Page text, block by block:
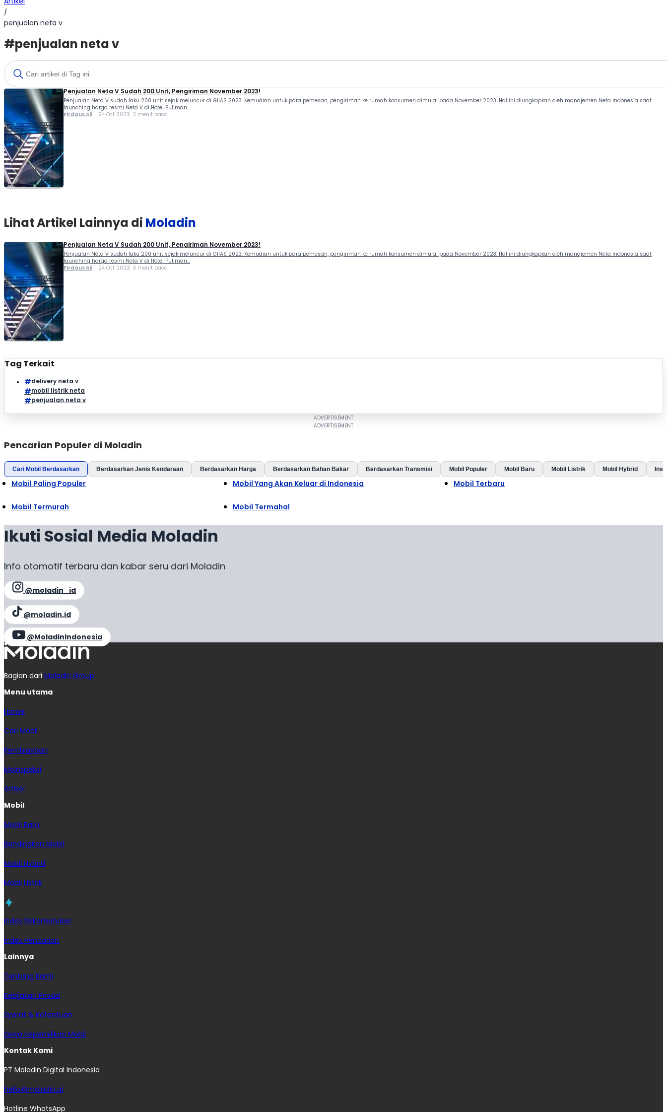
/
penjualan neta v
#penjualan neta v
Penjualan Neta V Sudah 200 Unit, Pengiriman November 2023!
Penjualan Neta V sudah laku 200 unit sejak meluncur di GIIAS 2023. Kemudian untuk para pemesan, pengiriman ke rumah konsumen dimulai pada November 2023. Hal ini diungkapkan oleh manajemen Neta Indonesia saat
launching harga resmi Neta V di Hotel Pullman...
Firdaus Ali 24 Oct 2023 3 menit baca
Lihat Artikel Lainnya di Moladin
Penjualan Neta V Sudah 200 Unit, Pengiriman November 2023!
Penjualan Neta V sudah laku 200 unit sejak meluncur di GIIAS 2023. Kemudian untuk para pemesan, pengiriman ke rumah konsumen dimulai pada November 2023. Hal ini diungkapkan oleh manajemen Neta Indonesia saat
launching harga resmi Neta V di Hotel Pullman...
Firdaus Ali 24 Oct 2023 3 menit baca
Tag Terkait
delivery neta v
mobil listrik neta
penjualan neta v
Pencarian Populer di Moladin
Cari Mobil Berdasarkan Berdasarkan Jenis Kendaraan Berdasarkan Harga Berdasarkan Bahan Bakar Berdasarkan Transmisi Mobil Populer Mobil Baru Mobil Listrik Mobil Hybrid
Mobil Paling Populer Mobil Yang Akan Keluar di Indonesia Mobil Terbaru
Mobil Termurah Mobil Termahal
Ikuti Sosial Media Moladin
Info otomotif terbaru dan kabar seru dari Moladin
@moladin_id
@moladin.id
@MoladinIndonesia
Bagian dari Moladin Group
Menu utama
Home
Cari Mobil
Pembiayaan
MoInspeksi
Artikel
Mobil
Mobil Baru
Bandingkan Mobil
Mobil Hybrid
Mobil Listrik
Index Rekomendasi
Index Pencarian
Lainnya
Tentang Kami
Kebijakan Privasi
Syarat & Ketentuan
Sewa Kepemilikan Mobil
Kontak Kami
PT Moladin Digital Indonesia
hello@moladin.ai
Hotline WhatsApp